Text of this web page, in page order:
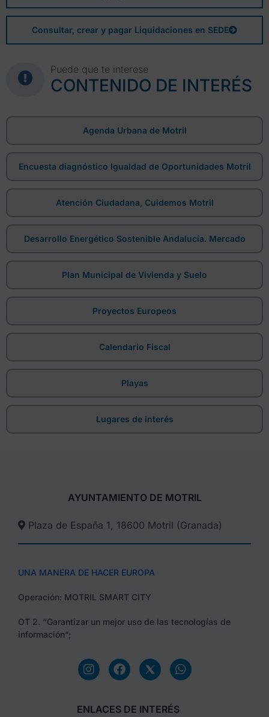
Consultar, crear y pagar Liquidaciones en SEDE
Puede que te interese
CONTENIDO DE INTERÉS
Agenda Urbana de Motril
Encuesta diagnóstico Igualdad de Oportunidades Motril
Atención Ciudadana, Cuidemos Motril
Desarrollo Energético Sostenible Andalucía. Mercado
Plan Municipal de Vivienda y Suelo
Proyectos Europeos
Calendario Fiscal
Playas
Lugares de interés
AYUNTAMIENTO DE MOTRIL
Plaza de España 1, 18600 Motril (Granada)​
UNA MANERA DE HACER EUROPA
Operación: MOTRIL SMART CITY
OT 2. “Garantizar un mejor uso de las tecnologías de
información”;
ENLACES DE INTERÉS